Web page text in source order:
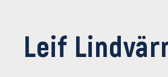
Leif